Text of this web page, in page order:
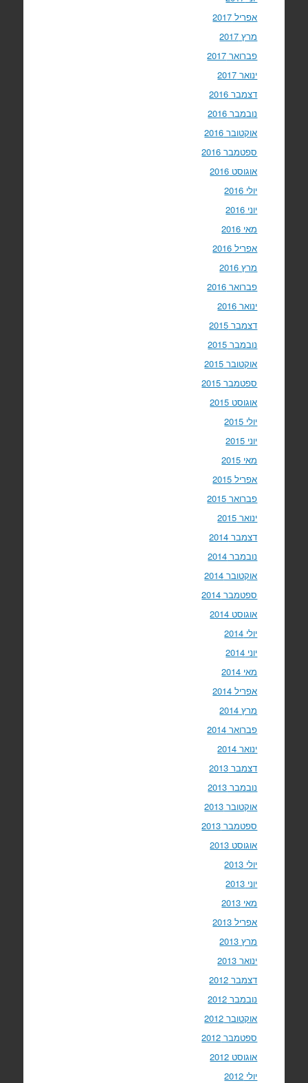
אפריל 2017
מרץ 2017
פברואר 2017
ינואר 2017
דצמבר 2016
נובמבר 2016
אוקטובר 2016
ספטמבר 2016
אוגוסט 2016
יולי 2016
יוני 2016
מאי 2016
אפריל 2016
מרץ 2016
פברואר 2016
ינואר 2016
דצמבר 2015
נובמבר 2015
אוקטובר 2015
ספטמבר 2015
אוגוסט 2015
יולי 2015
יוני 2015
מאי 2015
אפריל 2015
פברואר 2015
ינואר 2015
דצמבר 2014
נובמבר 2014
אוקטובר 2014
ספטמבר 2014
אוגוסט 2014
יולי 2014
יוני 2014
מאי 2014
אפריל 2014
מרץ 2014
פברואר 2014
ינואר 2014
דצמבר 2013
נובמבר 2013
אוקטובר 2013
ספטמבר 2013
אוגוסט 2013
יולי 2013
יוני 2013
מאי 2013
אפריל 2013
מרץ 2013
ינואר 2013
דצמבר 2012
נובמבר 2012
אוקטובר 2012
ספטמבר 2012
אוגוסט 2012
יולי 2012